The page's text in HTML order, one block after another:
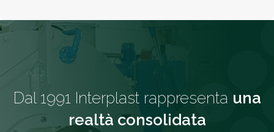
Dal 1991 Interplast rappresenta una
realtà consolidata